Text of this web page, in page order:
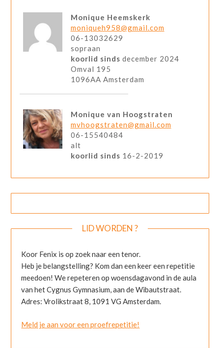
Monique Heemskerk
moniqueh958@gmail.com
06-13032629
sopraan
koorlid sinds december 2024
Omval 195
1096AA Amsterdam
Monique van Hoogstraten
mvhoogstraten@gmail.com
06-15540484
alt
koorlid sinds 16-2-2019
LID WORDEN ?
Koor Fenix is op zoek naar een tenor.
Heb je belangstelling? Kom dan een keer een repetitie
meedoen! We repeteren op woensdagavond in de aula
van het Cygnus Gymnasium, aan de Wibautstraat.
Adres: Vrolikstraat 8, 1091 VG Amsterdam.
Meld je aan voor een proefrepetitie!